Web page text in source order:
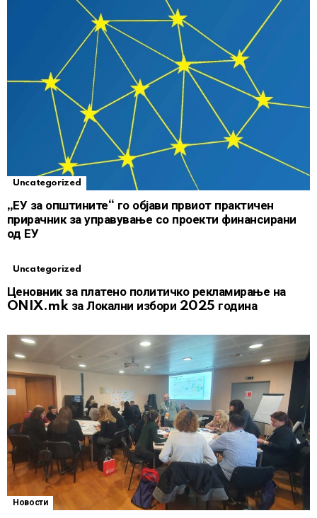
Uncategorized
„ЕУ за општините“ го објави првиот практичен
прирачник за управување со проекти финансирани
од ЕУ
Uncategorized
Ценовник за платено политичко рекламирање на
ONIX.mk за Локални избори 2025 година
Новости